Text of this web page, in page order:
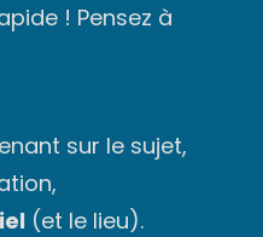
! Pensez à
sur le sujet,
(et le lieu).